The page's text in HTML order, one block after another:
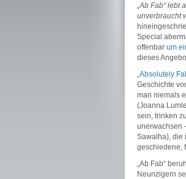
„Ab Fab“ lebt
unverbraucht
Special
offenbar um
dieses
„Absolutely
Geschichte
man niemals
(Joanna
sein, trinken
unerwachsen
Sawalha), die
geschiedene,
„Ab Fab“
Neunzigern